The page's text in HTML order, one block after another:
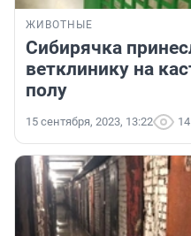
ЖИВОТНЫЕ
Сибирячка
ветклинику на
полу
15 сентября, 2023, 13:22